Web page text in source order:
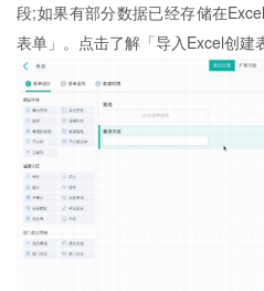
段;如果有部分数据已经存储在
表单」。点击了解「导入Excel创建